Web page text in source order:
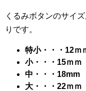
くるみボタンのサイ
りです。
特小・・・12ｍ
小・・・15ｍｍ
中・・・18mm
大・・・22ｍｍ